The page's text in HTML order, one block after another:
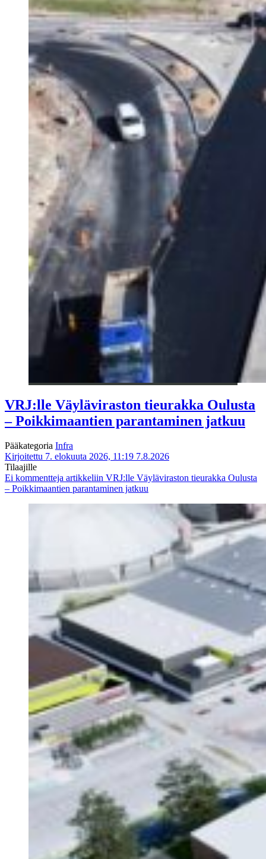
VRJ:lle Väyläviraston tieurakka Oulusta
– Poikkimaantien parantaminen jatkuu
Pääkategoria Infra
Kirjoitettu 7. elokuuta 2026, 11:19 7.8.2026
Tilaajille
Ei kommentteja artikkeliin VRJ:lle Väyläviraston tieurakka Oulusta
– Poikkimaantien parantaminen jatkuu